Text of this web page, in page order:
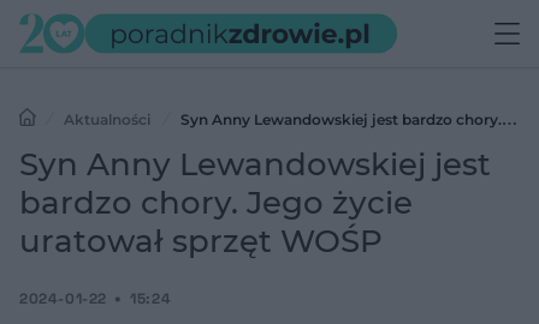
Aktualności
Syn Anny Lewandowskiej jest bardzo chory.
Jego życie uratował sprzęt WOŚP
Syn Anny Lewandowskiej jest
bardzo chory. Jego życie
uratował sprzęt WOŚP
2024-01-22 15:24